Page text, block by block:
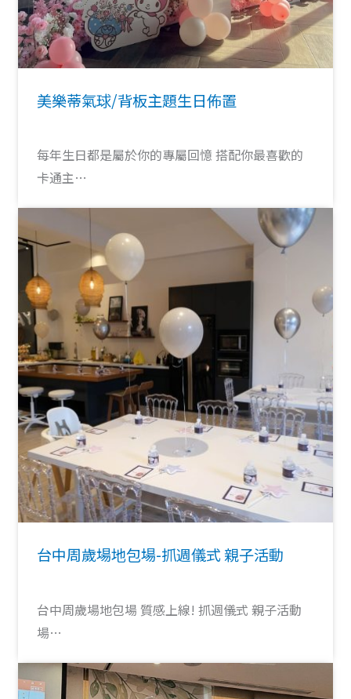
美樂蒂氣球/背板主題生日佈置
每年生日都是屬於你的專屬回憶 搭配你最喜歡的
卡通主…
台中周歲場地包場-抓週儀式 親子活動
台中周歲場地包場 質感上線! 抓週儀式 親子活動
場…